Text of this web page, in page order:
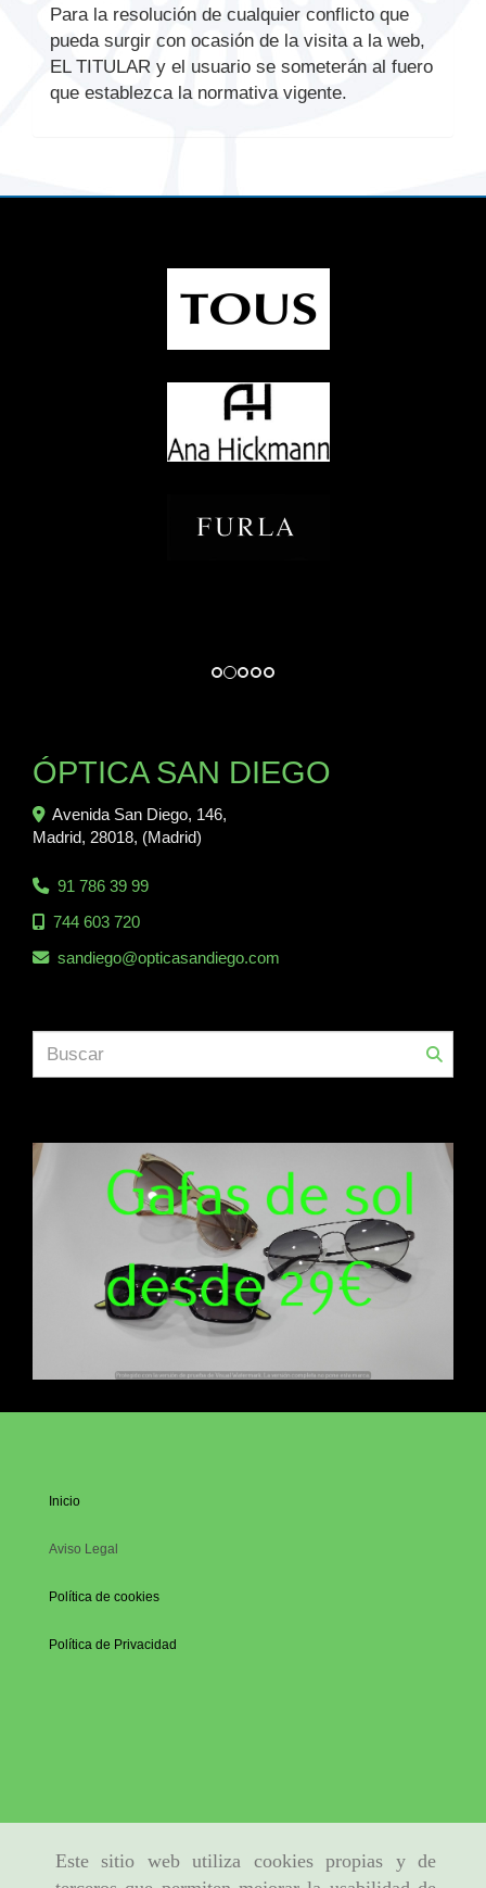
Este sitio web utiliza cookies propias y de
Para la resolución de cualquier conflicto que
pueda surgir con ocasión de la visita a la web,
EL TITULAR y el usuario se someterán al fuero
que establezca la normativa vigente.
Avenida San Diego, 146,
Madrid
, 28018 (Madrid)
91 786 39 99
Aviso Legal
Política de cookies
Política de Privacidad